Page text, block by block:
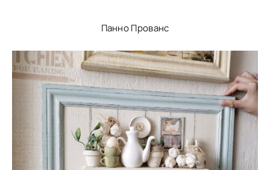
Панно Прованс